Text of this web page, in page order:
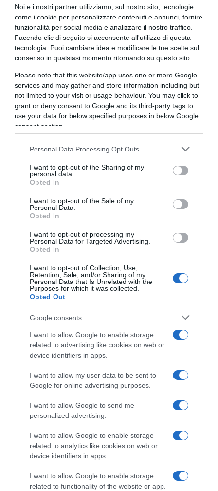
Noi e i nostri partner utilizziamo, sul nostro sito, tecnologie
come i cookie per personalizzare contenuti e annunci, fornire
funzionalità per social media e analizzare il nostro traffico.
Facendo clic di seguito si acconsente all'utilizzo di questa
tecnologia. Puoi cambiare idea e modificare le tue scelte sul
consenso in qualsiasi momento ritornando su questo sito
Please note that this website/app uses one or more Google
services and may gather and store information including but
not limited to your visit or usage behaviour. You may click to
grant or deny consent to Google and its third-party tags to
use your data for below specified purposes in below Google
consent section.
Personal Data Processing Opt Outs
I want to opt-out of the Sharing of my
personal data.
Opted In
I want to opt-out of the Sale of my
Personal Data.
Opted In
I want to opt-out of processing my
Personal Data for Targeted Advertising.
Opted In
I want to opt-out of Collection, Use,
Retention, Sale, and/or Sharing of my
Personal Data that Is Unrelated with the
Purposes for which it was collected.
Opted Out
Google consents
I want to allow Google to enable storage
related to advertising like cookies on web or
device identifiers in apps.
I want to allow my user data to be sent to
Google for online advertising purposes.
I want to allow Google to send me
personalized advertising.
I want to allow Google to enable storage
related to analytics like cookies on web or
device identifiers in apps.
I want to allow Google to enable storage
related to functionality of the website or app.
12:00 Rinvio cartelle esattoriale di venti giorni:
altro elemento di continuità col Conte Ter…
13:05 Infine la tragedia del Congo: da una parte la
morte di un giovane ambasciatore che credeva
nella sua missione, dall’altra l’eccessiva retorica e
un terzo morto dimenticato.
16:40 Parola ai commensali (oggi tutti pazzi per
l’olio Rasciatano).
113
Vignetta del 04/08/2026
Vai all'archivio delle vignette
Forze dell’ordine, le regole
operative chiare sono il vero